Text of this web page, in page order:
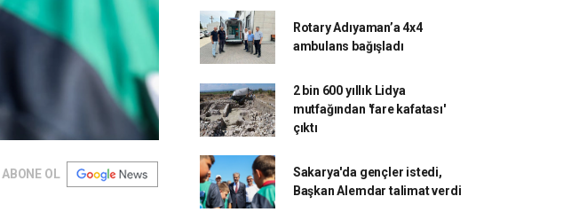
ABONE OL
Rotary Adıyaman’a 4x4
ambulans bağışladı
2 bin 600 yıllık Lidya
mutfağından 'fare kafatası'
çıktı
Sakarya'da gençler istedi,
Başkan Alemdar talimat verdi